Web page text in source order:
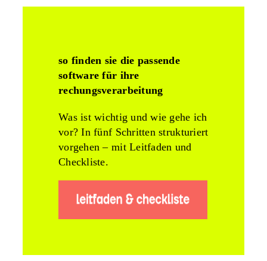
so finden sie die passende
software für ihre
rechungsverarbeitung
Was ist wichtig und wie gehe ich
vor? In fünf Schritten strukturiert
vorgehen – mit Leitfaden und
Checkliste.